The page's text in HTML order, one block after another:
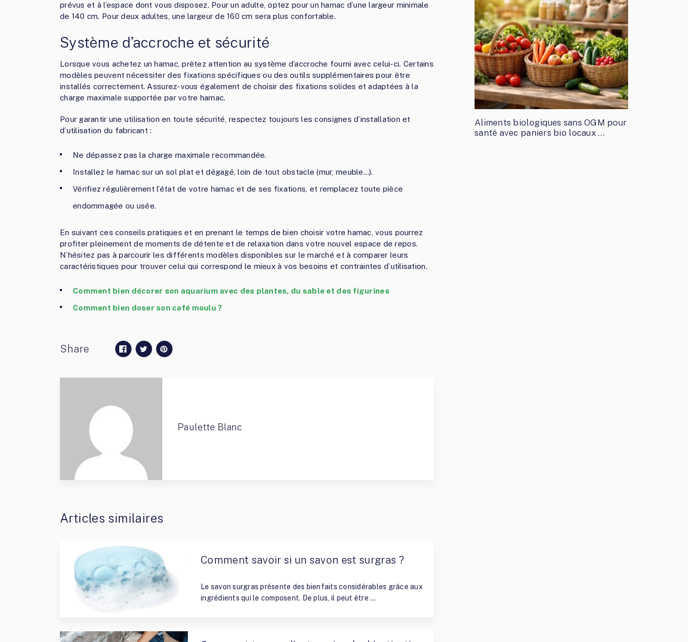
prévus et à l’espace dont vous disposez. Pour un adulte, optez pour un hamac d’une largeur minimale
de 140 cm. Pour deux adultes, une largeur de 160 cm sera plus confortable.
Système d’accroche et sécurité
Lorsque vous achetez un hamac, prêtez attention au système d’accroche fourni avec celui-ci. Certains
modèles peuvent nécessiter des fixations spécifiques ou des outils supplémentaires pour être
installés correctement. Assurez-vous également de choisir des fixations solides et adaptées à la
charge maximale supportée par votre hamac.
Pour garantir une utilisation en toute sécurité, respectez toujours les consignes d’installation et
d’utilisation du fabricant :
Ne dépassez pas la charge maximale recommandée.
Installez le hamac sur un sol plat et dégagé, loin de tout obstacle (mur, meuble…).
Vérifiez régulièrement l’état de votre hamac et de ses fixations, et remplacez toute pièce
endommagée ou usée.
En suivant ces conseils pratiques et en prenant le temps de bien choisir votre hamac, vous pourrez
profiter pleinement de moments de détente et de relaxation dans votre nouvel espace de repos.
N’hésitez pas à parcourir les différents modèles disponibles sur le marché et à comparer leurs
caractéristiques pour trouver celui qui correspond le mieux à vos besoins et contraintes d’utilisation.
Comment bien décorer son aquarium avec des plantes, du sable et des figurines
Comment bien doser son café moulu ?
Share
Paulette Blanc
Articles similaires
Comment savoir si un savon est surgras ?
Le savon surgras présente des bienfaits considérables grâce aux
ingrédients qui le composent. De plus, il peut être …
Aliments biologiques sans OGM pour
santé avec paniers bio locaux …